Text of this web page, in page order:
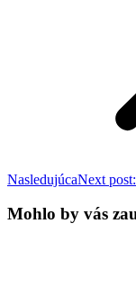
NasledujúcaNext post:
Mohlo by vás